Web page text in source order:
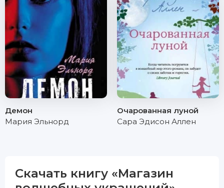
Демон
Мария Эльнорд
Очарованная луной
Сара Эдисон Аллен
Скачать книгу «Магазин